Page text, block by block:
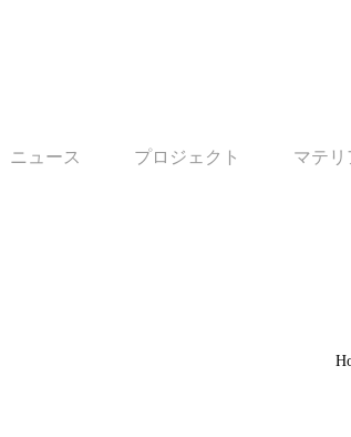
ニュース プロジェクト マテリ